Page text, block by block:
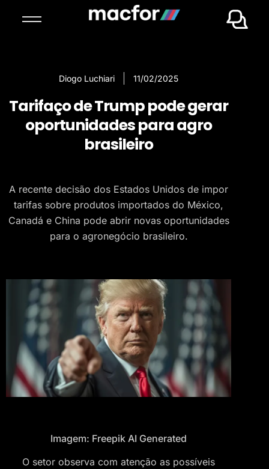
Diogo Luchiari 11/02/2025
Tarifaço de Trump pode gerar
oportunidades para agro
brasileiro
A recente decisão dos Estados Unidos de impor
tarifas sobre produtos importados do México,
Canadá e China pode abrir novas oportunidades
para o agronegócio brasileiro.
Imagem: Freepik AI Generated
O setor observa com atenção as possíveis